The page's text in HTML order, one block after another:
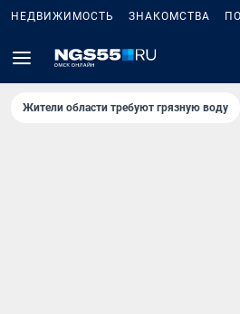
НЕДВИЖИМОСТЬ ЗНАКОМСТВА
Жители области требуют грязную воду